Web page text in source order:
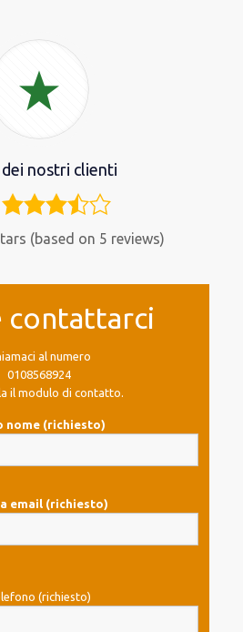
nostri clienti
3,6
(based on 5 reviews)
contattarci
al numero
0108568924
il modulo di contatto.
nome (richiesto)
email (richiesto)
(richiesto)